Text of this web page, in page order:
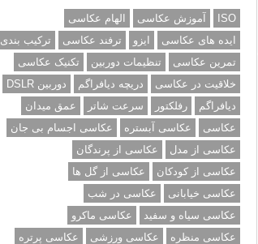
ISO آموزش عکاسی
الهام عکاسی
ایده های عکاسی
ایزو ترفند عکاسی
ترکیب بندی
تمرین عکاسی
تنظیمات دوربین
تکنیک عکاسی
خلاقیت در عکاسی
دریچه دیافراگم
دوربین DSLR
دیافراگم
رفلکتور سرعت شاتر
عمق میدان
عکاسی
عکاسی آبستره
عکاسی اجسام بی جان
عکاسی از مدل
عکاسی از پرندگان
عکاسی از کودکان
عکاسی از گل ها
عکاسی خیابانی
عکاسی در شب
عکاسی سیاه و سفید
عکاسی ماکرو
عکاسی منظره
عکاسی ورزشی
عکاسی پرتره